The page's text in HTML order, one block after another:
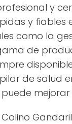
y
y
como la
de
de